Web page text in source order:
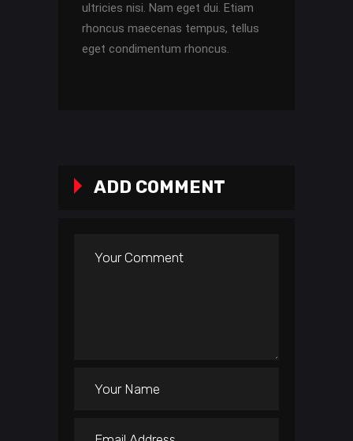
ultricies nisi. Nam eget dui. Etiam
rhoncus maecenas tempus, tellus
eget condimentum rhoncus.
ADD COMMENT